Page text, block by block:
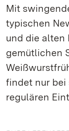
Mit
typischen
und die alten
gemütlichen
findet nur bei
regulären